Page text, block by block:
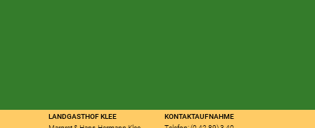
LANDGASTHOF KLEE
KONTAKTAUFNAHME